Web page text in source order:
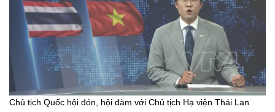
Chủ tịch Quốc hội đón, hội đàm với Chủ tịch Hạ viện Thái Lan